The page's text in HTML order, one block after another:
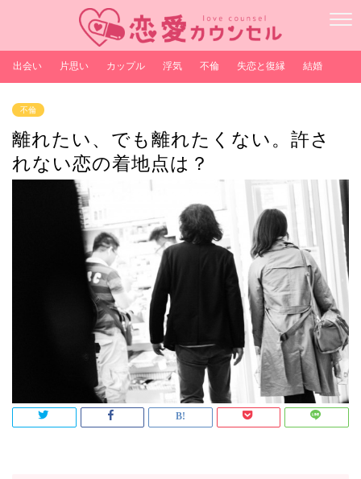
出会い 片思い カップル 浮気 不倫 失恋と復縁 結婚
不倫
離れたい、でも離れたくない。許さ
れない恋の着地点は？